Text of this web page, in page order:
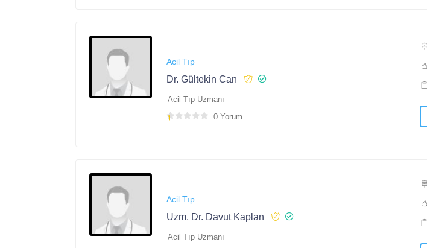
Acil Tıp
Dr. Gültekin Can
Acil Tıp Uzmanı
0 Yorum
Acil Tıp
Uzm. Dr. Davut Kaplan
Acil Tıp Uzmanı